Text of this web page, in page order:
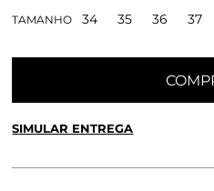
TAMANHO 34 35 36 37
SIMULAR ENTREGA